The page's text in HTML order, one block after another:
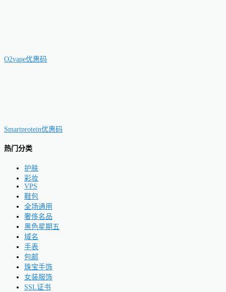
O2vape优惠码
Smartprotein优惠码
热门分类
护肤
彩妆
VPS
鞋包
全场通用
奢侈名品
黑色星期五
域名
手表
包邮
珠宝手饰
女装服饰
SSL证书